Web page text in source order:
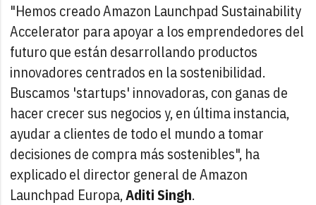
"Hemos creado Amazon Launchpad Sustainability
Accelerator para apoyar a los emprendedores del
futuro que están desarrollando productos
innovadores centrados en la sostenibilidad.
Buscamos 'startups' innovadoras, con ganas de
hacer crecer sus negocios y, en última instancia,
ayudar a clientes de todo el mundo a tomar
decisiones de compra más sostenibles", ha
explicado el director general de Amazon
Launchpad Europa,Aditi Singh.